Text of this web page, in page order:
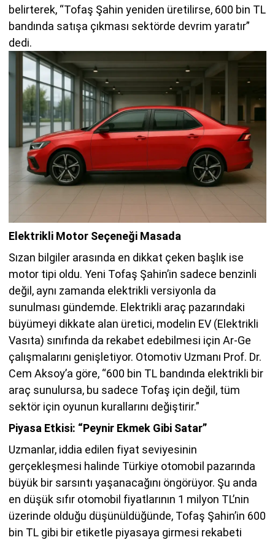
belirterek, “Tofaş Şahin yeniden üretilirse, 600 bin TL
bandında satışa çıkması sektörde devrim yaratır”
dedi.
Elektrikli Motor Seçeneği Masada
Sızan bilgiler arasında en dikkat çeken başlık ise
motor tipi oldu. Yeni Tofaş Şahin’in sadece benzinli
değil, aynı zamanda elektrikli versiyonla da
sunulması gündemde. Elektrikli araç pazarındaki
büyümeyi dikkate alan üretici, modelin EV (Elektrikli
Vasıta) sınıfında da rekabet edebilmesi için Ar-Ge
çalışmalarını genişletiyor. Otomotiv Uzmanı Prof. Dr.
Cem Aksoy’a göre, “600 bin TL bandında elektrikli bir
araç sunulursa, bu sadece Tofaş için değil, tüm
sektör için oyunun kurallarını değiştirir.”
Piyasa Etkisi: “Peynir Ekmek Gibi Satar”
Uzmanlar, iddia edilen fiyat seviyesinin
gerçekleşmesi halinde Türkiye otomobil pazarında
büyük bir sarsıntı yaşanacağını öngörüyor. Şu anda
en düşük sıfır otomobil fiyatlarının 1 milyon TL’nin
üzerinde olduğu düşünüldüğünde, Tofaş Şahin’in 600
bin TL gibi bir etiketle piyasaya girmesi rekabeti